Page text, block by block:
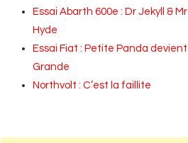
Essai Abarth 600e : Dr Jekyll & Mr
Hyde
Essai Fiat : Petite Panda devient
Grande
Northvolt : C’est la faillite